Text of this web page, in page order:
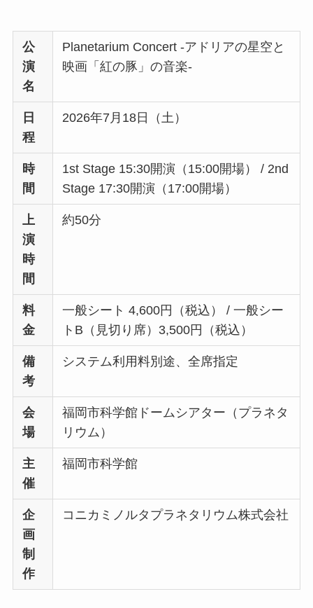
公
演
名
Planetarium Concert -アドリアの星空と
映画「紅の豚」の音楽-
日
程
2026年7月18日（土）
時
間
1st Stage 15:30開演（15:00開場） / 2nd
Stage 17:30開演（17:00開場）
上
演
時
間
約50分
料
金
一般シート 4,600円（税込） / 一般シー
トB（見切り席）3,500円（税込）
備
考
システム利用料別途、全席指定
会
場
福岡市科学館ドームシアター（プラネタ
リウム）
主
催
福岡市科学館
企
画
制
作
コニカミノルタプラネタリウム株式会社